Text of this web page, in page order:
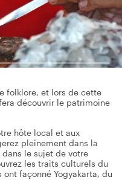
folklore, et lors de cette
découvrir le patrimoine
hôte local et aux
pleinement dans la
le sujet de votre
les traits culturels du
façonné Yogyakarta, du